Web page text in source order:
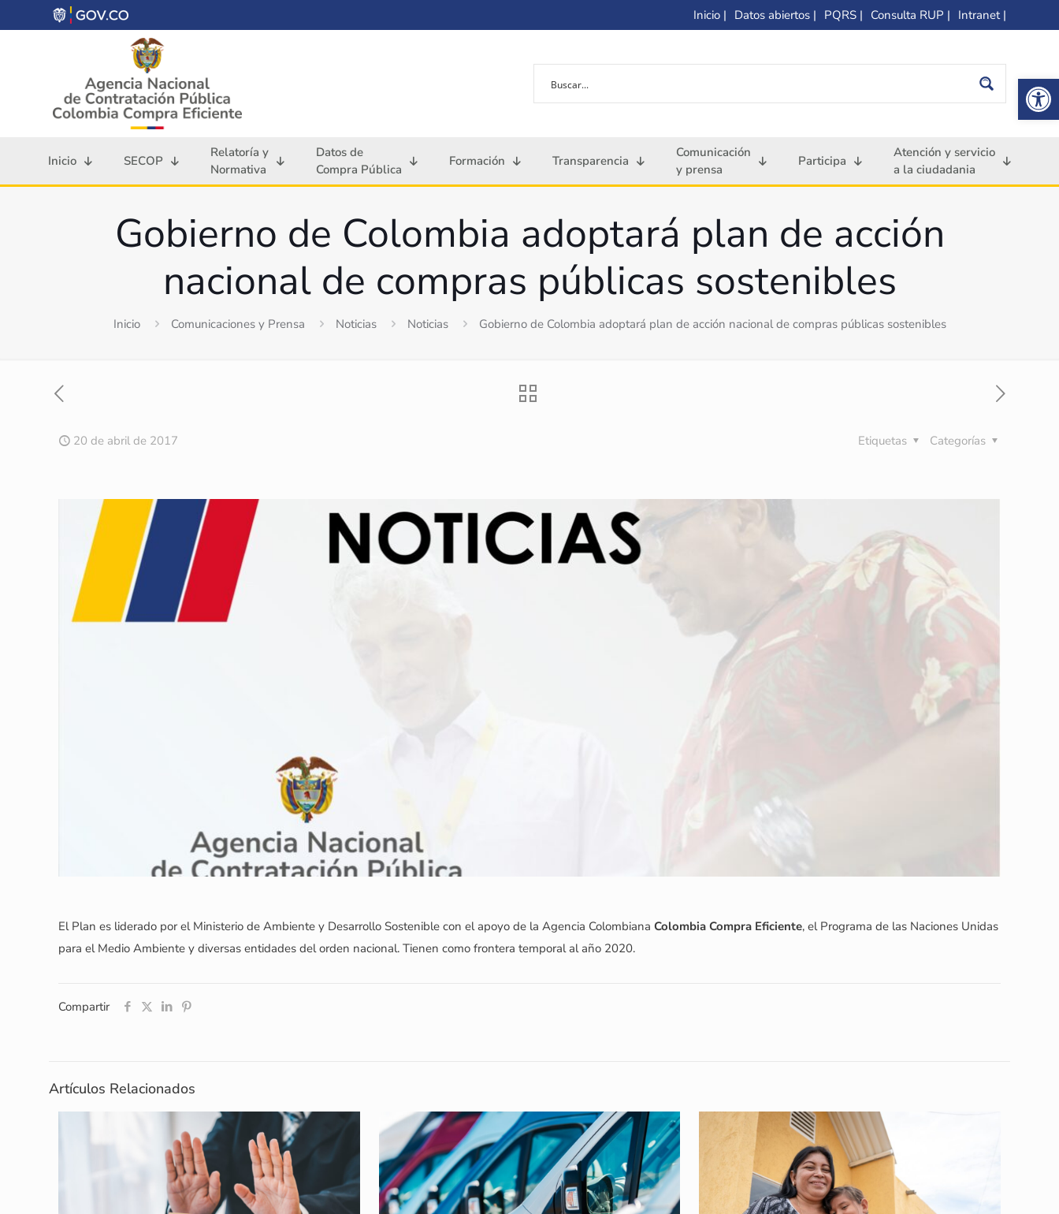
Inicio | Datos abiertos | PQRS | Consulta RUP | Intranet |
Inicio SECOP
Relatoría y
Normativa
Datos de
Compra Pública
Formación Transparencia
Comunicación
y prensa
Participa
Atención y servicio
a la ciudadania
Gobierno de Colombia adoptará plan de acción
nacional de compras públicas sostenibles
Inicio Comunicaciones y Prensa Noticias Noticias Gobierno de Colombia adoptará plan de acción nacional de compras públicas sostenibles
20 de abril de 2017 Categorías
Etiquetas
El Plan es liderado por el Ministerio de Ambiente y Desarrollo Sostenible con el apoyo de la Agencia ColombianaColombia Compra Eficiente, el Programa de las Naciones Unidas
para el Medio Ambiente y diversas entidades del orden nacional. Tienen como frontera temporal al año 2020.
Compartir
Artículos Relacionados